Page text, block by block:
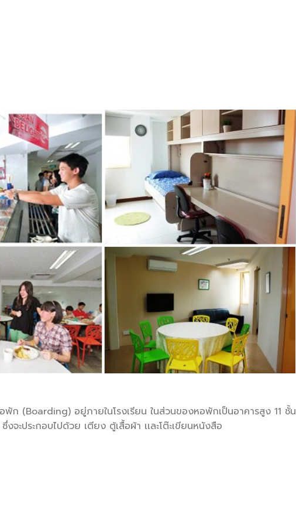
อพัก (Boarding) อยู่ภายในโรงเรียน ในส่วนของหอพักเป็นอาคารสูง 11 ชั้น
ะประกอบไปด้วย เตียง ตู้เสื้อผ้า เเละโต๊ะเขียนหนังสือ